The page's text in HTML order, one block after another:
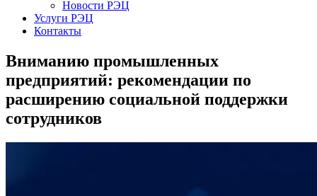
Новости РЭЦ
Услуги РЭЦ
Контакты
Вниманию промышленных
предприятий: рекомендации по
расширению социальной поддержки
сотрудников